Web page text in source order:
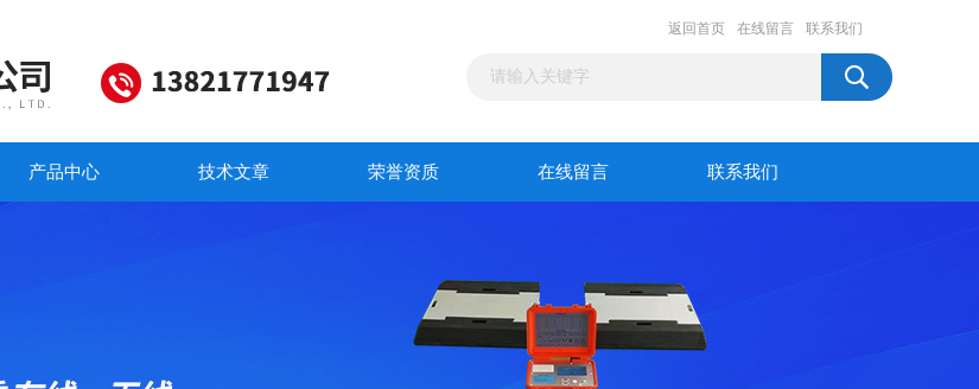
返回首页 在线留言 联系我们
产品中心 技术文章 荣誉资质 在线留言 联系我们